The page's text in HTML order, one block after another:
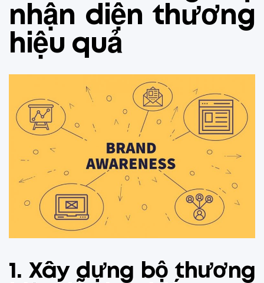
nhận diện thương
hiệu quả
1. Xây dựng bộ thương